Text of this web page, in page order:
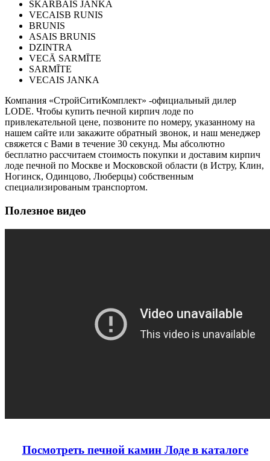
SKARBAIS JANKA
VECAISB RUNIS
BRUNIS
ASAIS BRUNIS
DZINTRA
VECĀ SARMĪTE
SARMĪTE
VECAIS JANKA
Компания «СтройСитиКомплект» -официальный дилер
LODE. Чтобы купить печной кирпич лоде по
привлекательной цене, позвоните по номеру, указанному на
нашем сайте или закажите обратный звонок, и наш менеджер
свяжется с Вами в течение 30 секунд. Мы абсолютно
бесплатно рассчитаем стоимость покупки и доставим кирпич
лоде печной по Москве и Московской области (в Истру, Клин,
Ногинск, Одинцово, Люберцы) собственным
специализированым транспортом.
Полезное видео
Посмотреть печной камин Лоде в каталоге